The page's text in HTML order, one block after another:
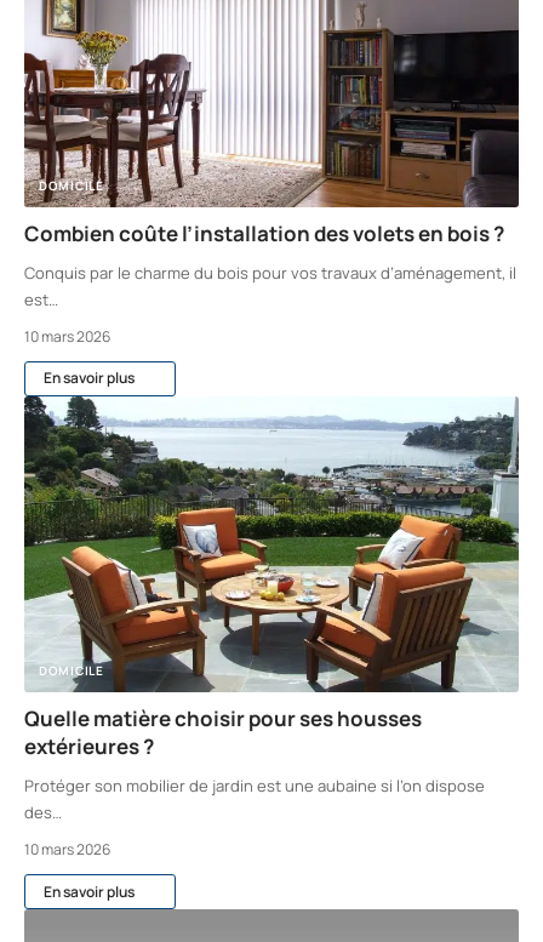
DOMICILE
Combien coûte l’installation des volets en bois ?
Conquis par le charme du bois pour vos travaux d’aménagement, il
est…
10 mars 2026
En savoir plus
DOMICILE
Quelle matière choisir pour ses housses
extérieures ?
Protéger son mobilier de jardin est une aubaine si l’on dispose
des…
10 mars 2026
En savoir plus